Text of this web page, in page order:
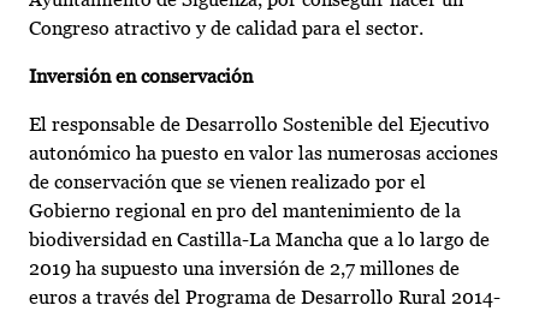
Congreso atractivo y de calidad para el sector.
Inversión en conservación
El responsable de Desarrollo Sostenible del Ejecutivo
autonómico ha puesto en valor las numerosas acciones
de conservación que se vienen realizado por el
Gobierno regional en pro del mantenimiento de la
biodiversidad en Castilla-La Mancha que a lo largo de
2019 ha supuesto una inversión de 2,7 millones de
euros a través del Programa de Desarrollo Rural 2014-